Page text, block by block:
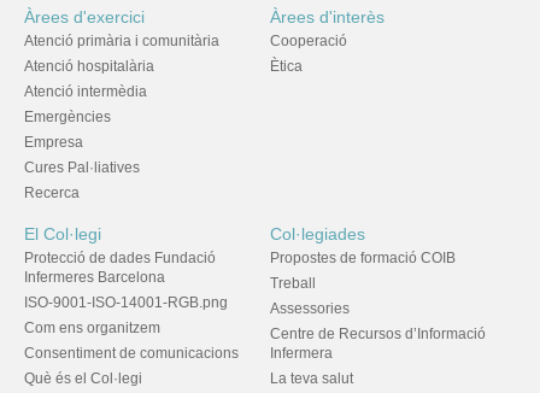
Àrees d'exercici
Atenció primària i comunitària
Atenció hospitalària
Atenció intermèdia
Emergències
Empresa
Cures Pal·liatives
Recerca
Àrees d'interès
Cooperació
Ètica
El Col·legi
Protecció de dades Fundació
Infermeres Barcelona
ISO-9001-ISO-14001-RGB.png
Com ens organitzem
Consentiment de comunicacions
Què és el Col·legi
Col·legiades
Propostes de formació COIB
Treball
Assessories
Centre de Recursos d’Informació
Infermera
La teva salut